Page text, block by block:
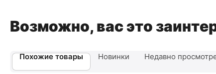
Возможно, вас это
Похожие товары Новинки Недавно